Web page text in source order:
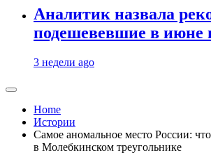
Аналитик назвала
подешевевшие в июне
3 недели ago
Home
Истории
Самое аномальное место России:
в Молебкинском треугольнике